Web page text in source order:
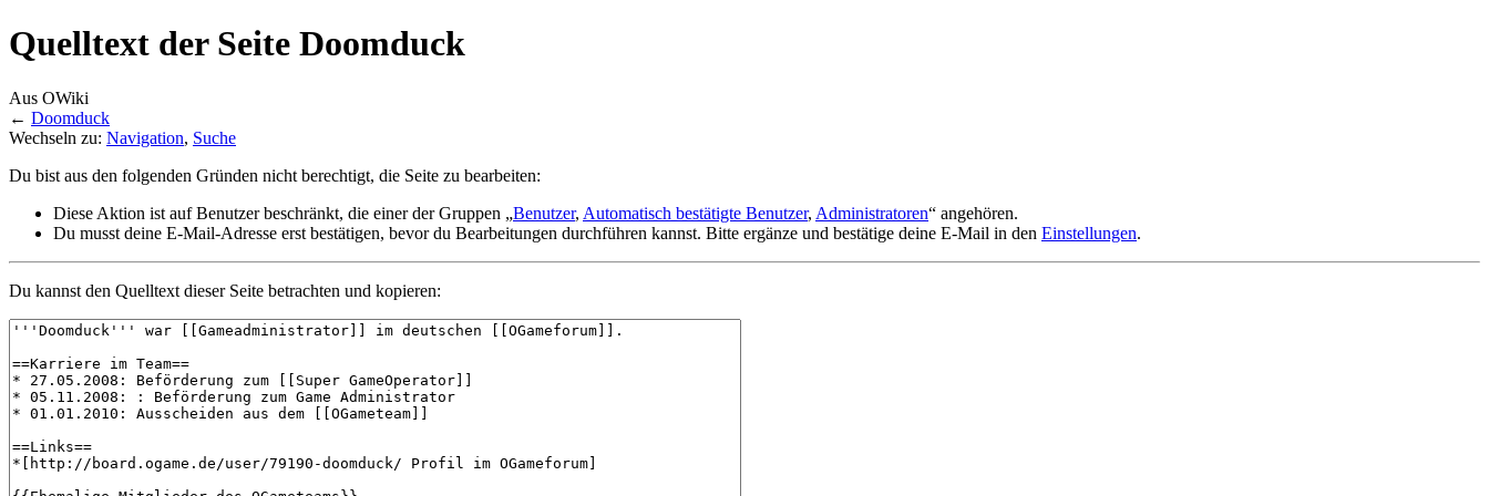
Quelltext der Seite Doomduck
Aus OWiki
← Doomduck
Wechseln zu: Navigation, Suche
Du bist aus den folgenden Gründen nicht berechtigt, die Seite zu bearbeiten:
Diese Aktion ist auf Benutzer beschränkt, die einer der Gruppen „Benutzer, Automatisch bestätigte Benutzer, Administratoren“ angehören.
Du musst deine E-Mail-Adresse erst bestätigen, bevor du Bearbeitungen durchführen kannst. Bitte ergänze und bestätige deine E-Mail in den Einstellungen.
Du kannst den Quelltext dieser Seite betrachten und kopieren: